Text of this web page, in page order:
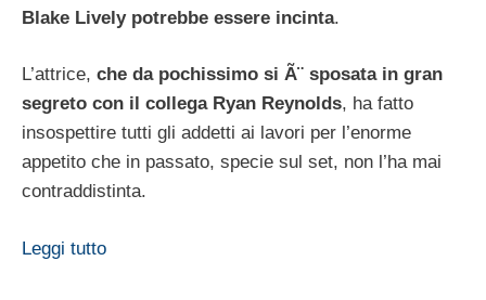
Blake Lively potrebbe essere incinta.
L’attrice, che da pochissimo si Ã¨ sposata in gran
segreto con il collega Ryan Reynolds, ha fatto
insospettire tutti gli addetti ai lavori per l’enorme
appetito che in passato, specie sul set, non l’ha mai
contraddistinta.
Leggi tutto